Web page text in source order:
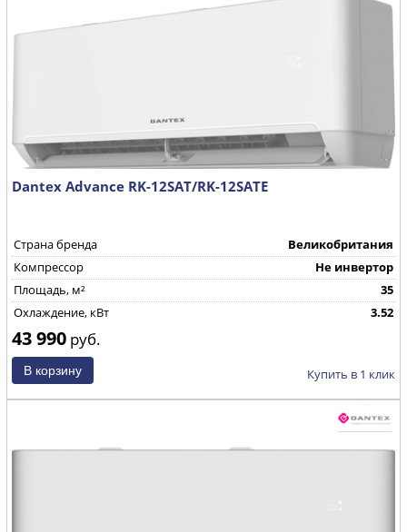
Dantex Advance RK-12SAT/RK-12SATE
Страна бренда
Великобритания
Компрессор
Не инвертор
Площадь, м²
35
Охлаждение, кВт
3.52
43 990 руб.
Купить в 1 клик